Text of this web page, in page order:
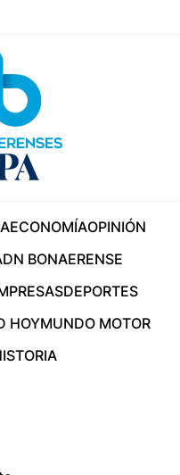
ECONOMÍAOPINIÓN
BONAERENSE
DEPORTES
HOYMUNDO MOTOR